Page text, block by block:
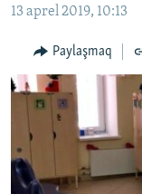
qaytmaq
MEDENİYET
İNSAN AQLARI
VİDEO
SÜRET
BLOGLAR
FİKİR
13 aprel 2019, 10:13
Paylaşmaq